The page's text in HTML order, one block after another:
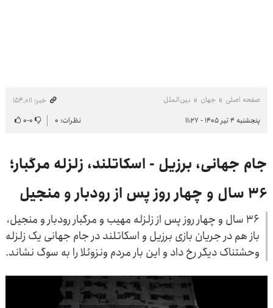
صفحه اصلی جهان بین‌الملل
خبر: ۱۵۴٬۰۱۱
پنجشنبه ۴ تیر ۱۴۰۵ - ۱۱:۲۷
نظرات: ۰ ۰-۰
جام جهانی، برزیل - اسکاتلند، زلزله مرگبار؛
۳۶ سال و چهار روز پس از رودبار و منجیل
۳۶ سال و چهار روز پس از زلزله مهیب و مرگبار رودبار و منجیل،
باز هم در جریان بازی برزیل و اسکاتلند در جام جهانی یک زلزله
وحشتناک دیگر رخ داد و این بار مردم ونزوئلا را به سوگ نشاند.